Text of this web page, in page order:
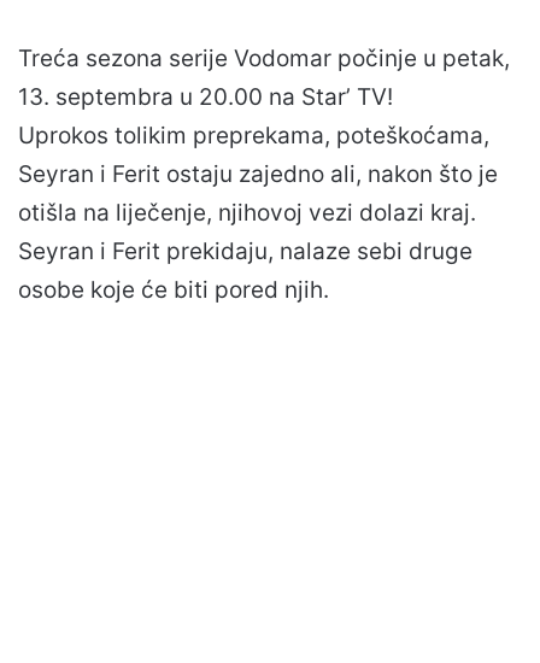
Treća sezona serije Vodomar počinje u petak,
13. septembra u 20.00 na Star’ TV!
Uprokos tolikim preprekama, poteškoćama,
Seyran i Ferit ostaju zajedno ali, nakon što je
otišla na liječenje, njihovoj vezi dolazi kraj.
Seyran i Ferit prekidaju, nalaze sebi druge
osobe koje će biti pored njih.